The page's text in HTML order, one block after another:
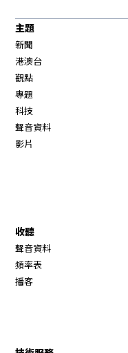
主題
新聞
港澳台
觀點
專題
科技
聲音資料
影片
收聽
聲音資料
頻率表
播客